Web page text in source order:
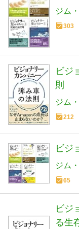
ジム
303
ビジ
則
ジム
212
ビジ
ジム
65
ビジ
る生